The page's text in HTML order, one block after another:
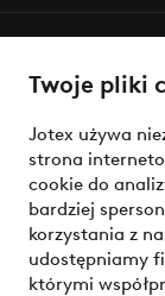
Twoje pliki
Jotex używa
strona
cookie do
bardziej
korzystania z
udostępniamy
którymi
Warunki
Bezpieczne